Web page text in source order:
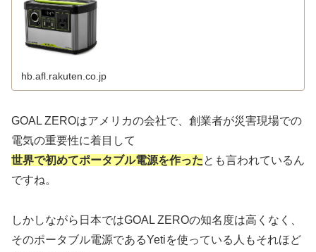
hb.afl.rakuten.co.jp
GOAL ZEROはアメリカの会社で、創業者が災害現場での
電気の重要性に着目して
世界で初めてポータブル電源を作ったとも言われているん
ですね。
しかしながら日本ではGOAL ZEROの知名度は高くなく、
そのポータブル電源であるYetiを使っている人もそれほど